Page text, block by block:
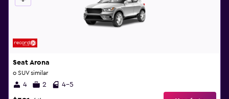
Seat Arona
o SUV similar
4 2 4-5